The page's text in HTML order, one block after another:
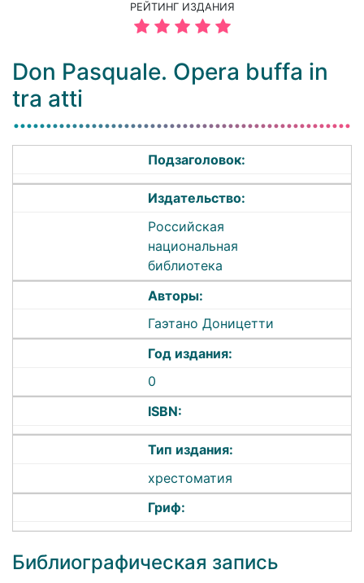
РЕЙТИНГ ИЗДАНИЯ
Don Pasquale. Opera buffa in
tra atti
Подзаголовок:
Издательство:
Российская
национальная
библиотека
Авторы:
Гаэтано Доницетти
Год издания:
0
ISBN:
Тип издания:
хрестоматия
Гриф:
Библиографическая запись